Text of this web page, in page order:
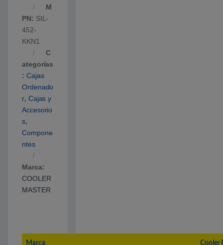
M
PN: SIL-
452-
KKN1
C
ategorías
:Cajas
Ordenado
r, Cajas y
Accesorio
s,
Compone
ntes
Marca:
COOLER
MASTER
Marca Cooler